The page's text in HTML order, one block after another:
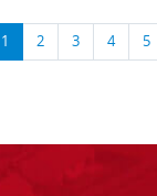
1 2 3 4 5